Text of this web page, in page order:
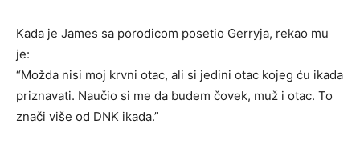
Kada je James sa porodicom posetio Gerryja, rekao mu
je:
“Možda nisi moj krvni otac, ali si jedini otac kojeg ću ikada
priznavati. Naučio si me da budem čovek, muž i otac. To
znači više od DNK ikada.”